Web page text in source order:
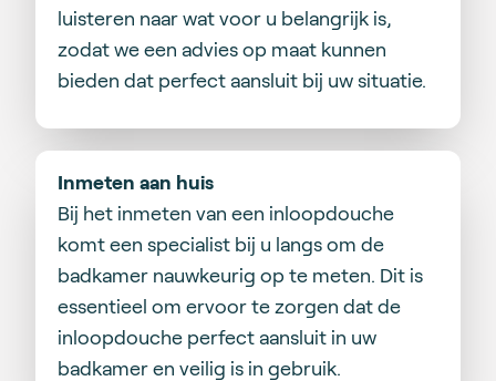
luisteren naar wat voor u belangrijk is,
zodat we een advies op maat kunnen
bieden dat perfect aansluit bij uw situatie.
Inmeten aan huis
Bij het inmeten van een inloopdouche
komt een specialist bij u langs om de
badkamer nauwkeurig op te meten. Dit is
essentieel om ervoor te zorgen dat de
inloopdouche perfect aansluit in uw
badkamer en veilig is in gebruik.